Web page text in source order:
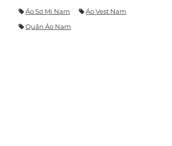
Áo Sơ Mi Nam
Áo Vest Nam
Quần Áo Nam